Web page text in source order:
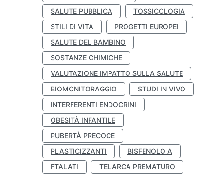
SALUTE PUBBLICA
TOSSICOLOGIA
STILI DI VITA
PROGETTI EUROPEI
SALUTE DEL BAMBINO
SOSTANZE CHIMICHE
VALUTAZIONE IMPATTO SULLA SALUTE
BIOMONITORAGGIO
STUDI IN VIVO
INTERFERENTI ENDOCRINI
OBESITÀ INFANTILE
PUBERTÀ PRECOCE
PLASTICIZZANTI
BISFENOLO A
FTALATI
TELARCA PREMATURO